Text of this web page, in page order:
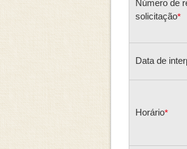
Número de
solicitação*
Data de
Horário*